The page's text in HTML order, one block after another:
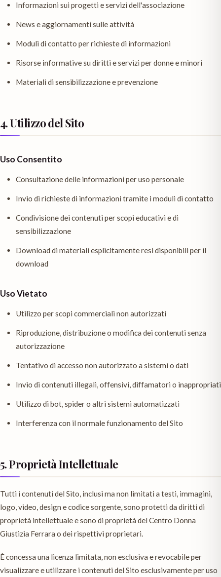
Informazioni sui progetti e servizi dell'associazione
News e aggiornamenti sulle attività
Moduli di contatto per richieste di informazioni
Risorse informative su diritti e servizi per donne e minori
Materiali di sensibilizzazione e prevenzione
4. Utilizzo del Sito
Uso Consentito
Consultazione delle informazioni per uso personale
Invio di richieste di informazioni tramite i moduli di contatto
Condivisione dei contenuti per scopi educativi e di
sensibilizzazione
Download di materiali esplicitamente resi disponibili per il
download
Uso Vietato
Utilizzo per scopi commerciali non autorizzati
Riproduzione, distribuzione o modifica dei contenuti senza
autorizzazione
Tentativo di accesso non autorizzato a sistemi o dati
Invio di contenuti illegali, offensivi, diffamatori o inappropriati
Utilizzo di bot, spider o altri sistemi automatizzati
Interferenza con il normale funzionamento del Sito
5. Proprietà Intellettuale
Tutti i contenuti del Sito, inclusi ma non limitati a testi, immagini,
logo, video, design e codice sorgente, sono protetti da diritti di
proprietà intellettuale e sono di proprietà del Centro Donna
Giustizia Ferrara o dei rispettivi proprietari.
È concessa una licenza limitata, non esclusiva e revocabile per
visualizzare e utilizzare i contenuti del Sito esclusivamente per uso